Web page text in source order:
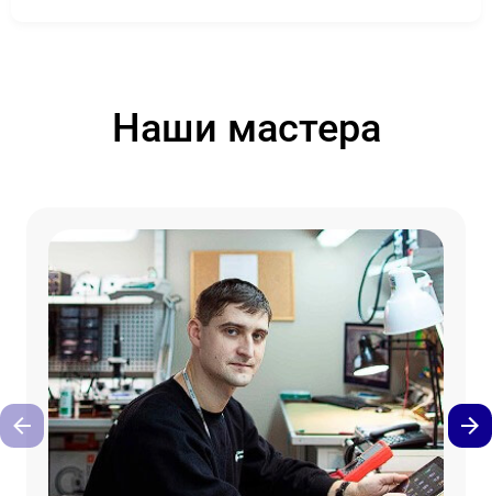
Наши мастера